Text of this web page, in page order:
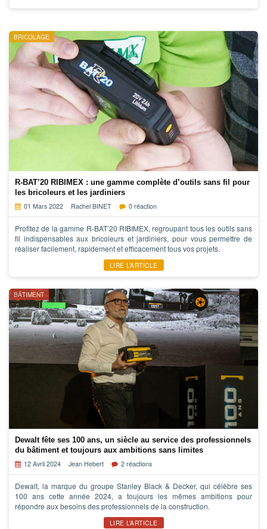
BRICOLAGE
R-BAT’20 RIBIMEX : une gamme complète d’outils sans fil pour
les bricoleurs et les jardiniers
01 Mars 2022
Rachel BINET 0 réaction
Profitez de la gamme R-BAT’20 RIBIMEX, regroupant tous les outils sans
fil indispensables aux bricoleurs et jardiniers, pour vous permettre de
réaliser facilement, rapidement et efficacement tous vos projets.
LIRE L’ARTICLE
BÂTIMENT
Dewalt fête ses 100 ans, un siècle au service des professionnels
du bâtiment et toujours aux ambitions sans limites
12 Avril 2024
Jean Hebert 2 réactions
Dewalt, la marque du groupe Stanley Black & Decker, qui célèbre ses
100 ans cette année 2024, a toujours les mêmes ambitions pour
répondre aux besoins des professionnels de la construction.
LIRE L’ARTICLE